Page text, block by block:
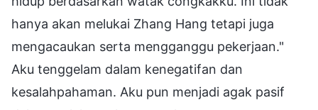
hanya akan melukai Zhang Hang tetapi juga
mengacaukan serta mengganggu pekerjaan."
Aku tenggelam dalam kenegatifan dan
kesalahpahaman. Aku pun menjadi agak pasif